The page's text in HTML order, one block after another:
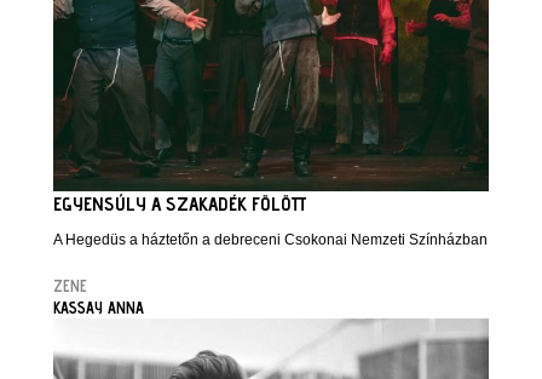
EGYENSÚLY A SZAKADÉK FÖLÖTT
A Hegedüs a háztetőn a debreceni Csokonai Nemzeti Színházban
ZENE
KASSAY ANNA